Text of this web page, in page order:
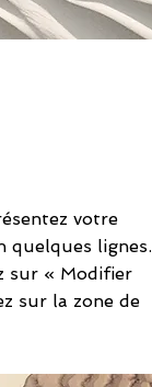
votre
quelques lignes.
sur « Modifier
sur la zone de